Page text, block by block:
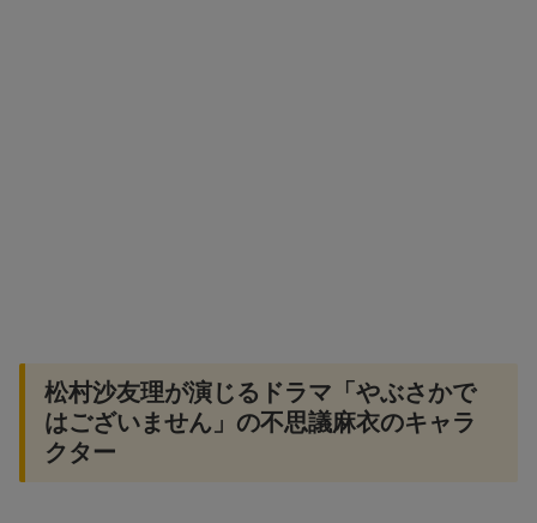
松村沙友理が演じるドラマ「やぶさかで
はございません」の不思議麻衣のキャラ
クター